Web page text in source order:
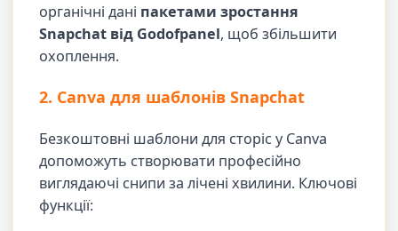
органічні дані пакетами зростання
Snapchat від Godofpanel, щоб збільшити
охоплення.
2. Canva для шаблонів Snapchat
Безкоштовні шаблони для сторіс у Canva
допоможуть створювати професійно
виглядаючі снипи за лічені хвилини. Ключові
функції: